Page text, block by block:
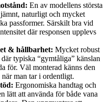
En av modellens största
naturligt och mycket
passformer. Särskilt bra vid
där responsen upplevs
& hållbarhet: Mycket robust
typiska “gymtåliga” känslan
för. Väl monterad känns den
man tar i ordentligt.
Ergonomiska handtag och
lätt att använda för både vana